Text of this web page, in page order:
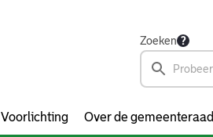
Zoeken
Voorlichting Over de gemeenteraad